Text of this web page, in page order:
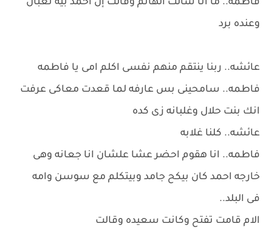
فاطمه.. ما انا سالت الهانم وقالت إن احمد بيه تعبان
وعنده برد
عائشه.. ربنا ينتقم منهم نفسى اكلم امى يا فاطمه
فاطمه.. سامحينى بس عارفه لما قعدت معاكى عرفت
انك بنت حلال وغلبانه زى كده
عائشه.. كلنا غلابه
فاطمه.. انا هقوم احضر عشا علشان انا جعانه وهى
خارجه احمد كان بيكح جامد وبيتكلم مع سوسن وامه
فى البلد..
الام قامت تفتح وكانت سعيده وقالت